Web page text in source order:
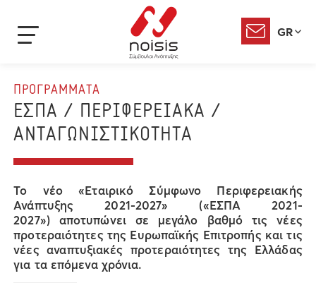
GR
ΠΡΟΓΡΑΜΜΑΤΑ
ΕΣΠΑ / ΠΕΡΙΦΕΡΕΙΑΚΑ /
ΑΝΤΑΓΩΝΙΣΤΙΚΟΤΗΤΑ
Το νέο«Εταιρικό Σύμφωνο Περιφερειακής
Ανάπτυξης 2021-2027» («ΕΣΠΑ 2021-
2027») αποτυπώνει σε μεγάλο βαθμό τις νέες
προτεραιότητες της Ευρωπαϊκής Επιτροπής και τις
νέες αναπτυξιακές προτεραιότητες της Ελλάδας
για τα επόμενα χρόνια.